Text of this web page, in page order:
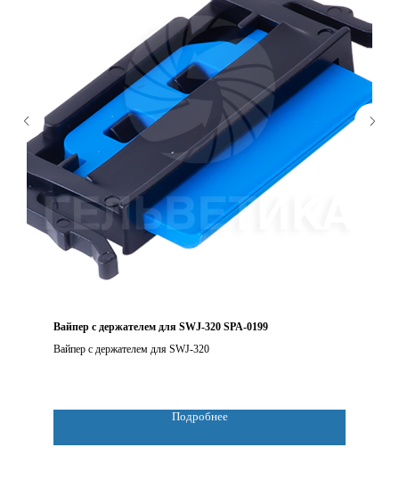
Вайпер с держателем для SWJ-320 SPA-0199
Вайпер с держателем для SWJ-320
Подробнее